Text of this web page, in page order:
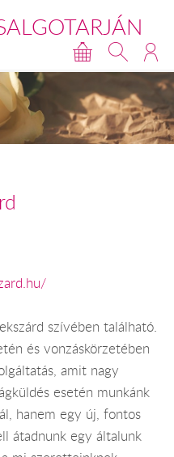
szívében található.
és vonzáskörzetében
amit nagy
esetén munkánk
hanem egy új, fontos
átadnunk egy általunk